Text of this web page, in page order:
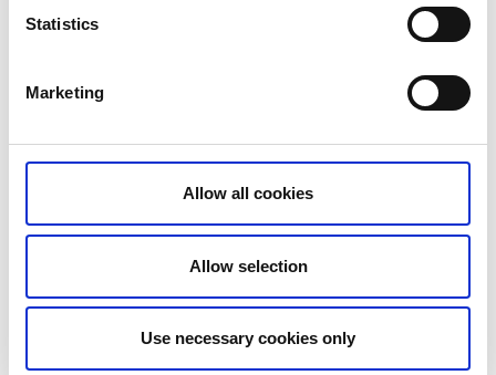
Statistics
Marketing
Allow all cookies
Allow selection
Use necessary cookies only
Kläder och accessoarer
Hitta allt du behöver för att känna dig på topp inför
kläder och accessoarer så att du "can look your best".
Läs mer